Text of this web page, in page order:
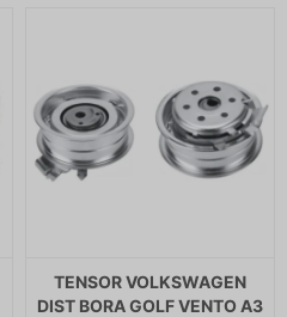
TENSOR VOLKSWAGEN
DIST BORA GOLF VENTO A3